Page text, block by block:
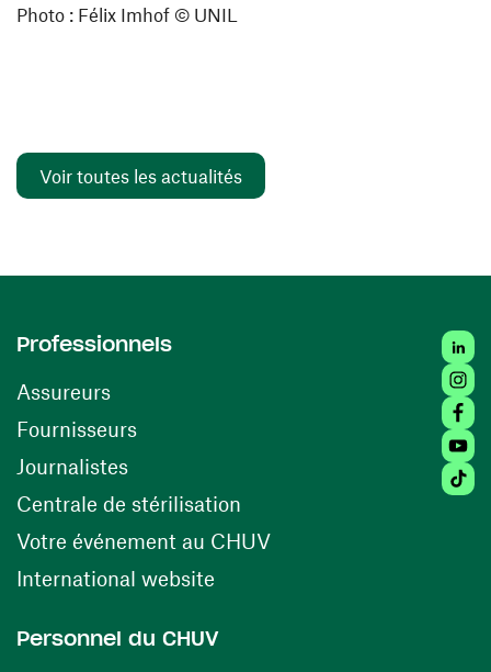
Photo : Félix Imhof © UNIL
Voir toutes les actualités
Professionnels
Assureurs
Fournisseurs(ouvre une nouvelle fenêtre)
Journalistes
Centrale de stérilisation (ouvre une nouvelle
Votre événement au CHUV(ouvre une nouvelle
International website
Personnel du CHUV